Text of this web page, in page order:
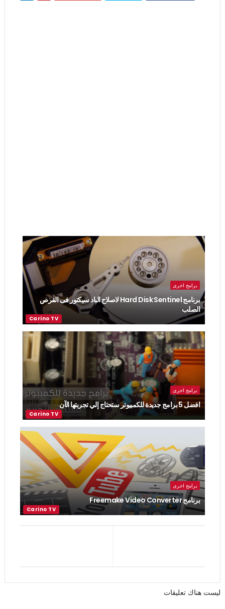
برامج اخرى
برنامج Hard Disk Sentinel لاصلاح الباد سيكتور فى القرص
الصلب
برامج اخرى
افضل 5 برامج جديدة للكمبيوتر ستحتاج إلي تجربتها الآن
برامج اخرى
برنامج Freemake Video Converter
ليست هناك تعليقات